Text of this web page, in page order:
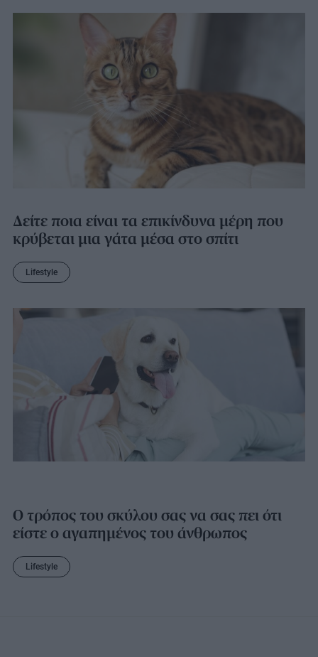
Δείτε ποια είναι τα επικίνδυνα μέρη που
κρύβεται μια γάτα μέσα στο σπίτι
Lifestyle
Ο τρόπος του σκύλου σας να σας πει ότι
είστε ο αγαπημένος του άνθρωπος
Lifestyle